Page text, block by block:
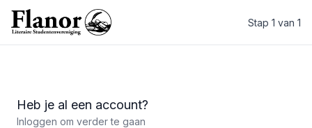
Literaire Studentenvereniging Flanor
Stap 1 van 1
Heb je al een account?
Inloggen om verder te gaan